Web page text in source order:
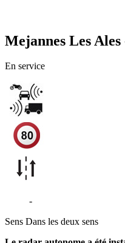
Mejannes Les
En service
-
Sens Dans les deux sens